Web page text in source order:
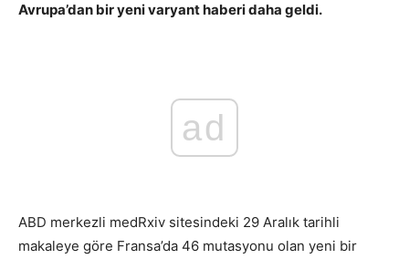
Avrupa’dan bir yeni varyant haberi daha geldi.
ad
ABD merkezli medRxiv sitesindeki 29 Aralık tarihli
makaleye göre Fransa’da 46 mutasyonu olan yeni bir